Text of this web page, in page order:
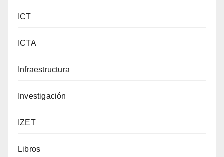
ICT
ICTA
Infraestructura
Investigación
IZET
Libros